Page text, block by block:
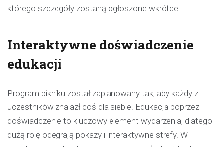
którego szczegóły zostaną ogłoszone wkrótce.
Interaktywne doświadczenie
edukacji
Program pikniku został zaplanowany tak, aby każdy z
uczestników znalazł coś dla siebie. Edukacja poprzez
doświadczenie to kluczowy element wydarzenia, dlatego
dużą rolę odegrają pokazy i interaktywne strefy. W